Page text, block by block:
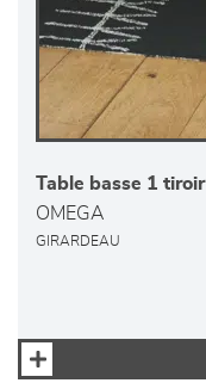
Table basse 1 tiroir
OMEGA
GIRARDEAU